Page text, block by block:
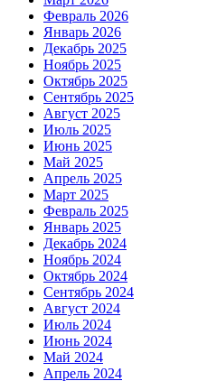
Февраль 2026
Январь 2026
Декабрь 2025
Ноябрь 2025
Октябрь 2025
Сентябрь 2025
Август 2025
Июль 2025
Июнь 2025
Май 2025
Апрель 2025
Март 2025
Февраль 2025
Январь 2025
Декабрь 2024
Ноябрь 2024
Октябрь 2024
Сентябрь 2024
Август 2024
Июль 2024
Июнь 2024
Май 2024
Апрель 2024